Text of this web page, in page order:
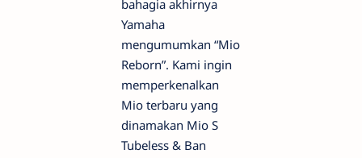
bahagia akhirnya
Yamaha
mengumumkan “Mio
Reborn”. Kami ingin
memperkenalkan
Mio terbaru yang
dinamakan Mio S
Tubeless & Ban